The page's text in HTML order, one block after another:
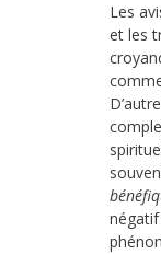
Les
et les